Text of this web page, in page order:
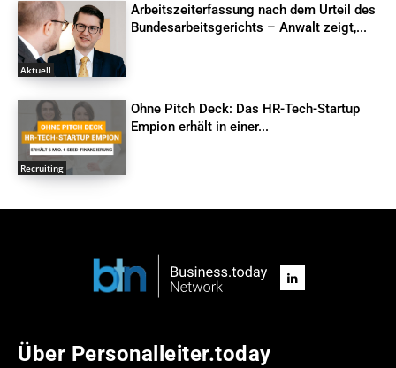
Aktuell
Arbeitszeiterfassung nach dem Urteil des
Bundesarbeitsgerichts – Anwalt zeigt,...
Recruiting
Ohne Pitch Deck: Das HR-Tech-Startup
Empion erhält in einer...
Über Personalleiter.today